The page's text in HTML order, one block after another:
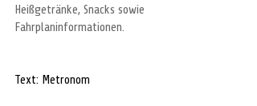
Heißgetränke, Snacks sowie
Fahrplaninformationen.
Text: Metronom